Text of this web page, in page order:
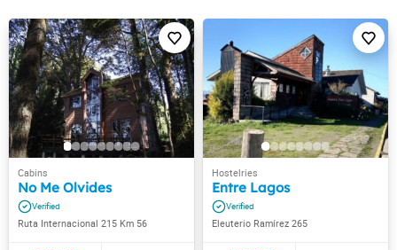
No Me Olvides
Ruta Internacional 215 Km 56
Entre Lagos
Eleuterio Ramírez 265